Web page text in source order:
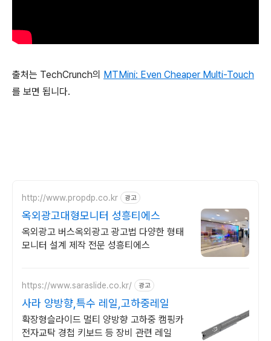
출처는 TechCrunch의 MTMini: Even Cheaper Multi-Touch
를 보면 됩니다.
http://www.propdp.co.kr 광고
옥외광고대형모니터 성흥티에스
옥외광고 버스옥외광고 광고법 다양한 형태
모니터 설계 제작 전문 성흥티에스
https://www.saraslide.co.kr/ 광고
사라 양방향,특수 레일,고하중레일
확장형슬라이드 멀티 양방향 고하중 캠핑카
전자교탁 경첩 키보드 등 장비 관련 레일